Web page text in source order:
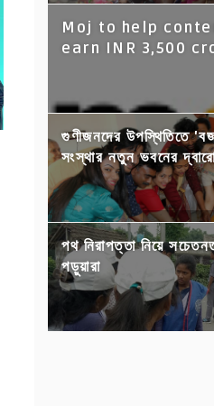
Moj to help
earn INR 3,500
গুণীজনদের উপস্থিতিতে
সংস্থার নতুন ভবনের
পথ নিরাপত্তা নিয়ে
পড়ুয়ারা